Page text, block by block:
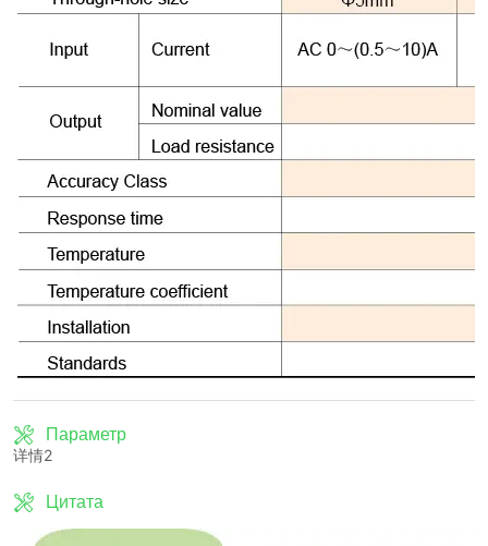
Параметр
详情2
Цитата